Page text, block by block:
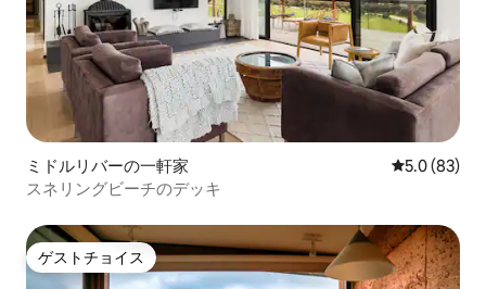
ミドルリバーの一軒家 レビュー83
5.0 (83)
スネリングビーチのデッキ
ゲストチョイス
ゲストチョイス